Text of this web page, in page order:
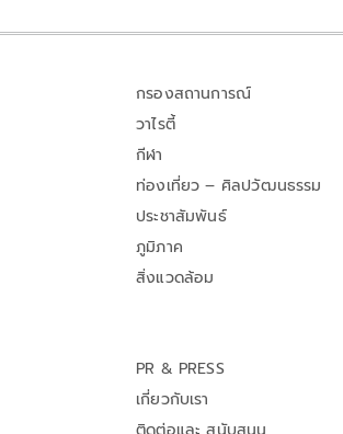
กรองสถานการณ์
วาไรตี้
กีฬา
ท่องเที่ยว – ศิลปวัฒนธรรม
ประชาสัมพันธ์
ภูมิภาค
สิ่งแวดล้อม
PR & PRESS
เกี่ยวกับเรา